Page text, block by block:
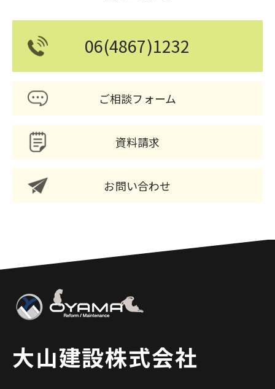
06(4867)1232
ご相談フォーム
資料請求
お問い合わせ
大山建設株式会社